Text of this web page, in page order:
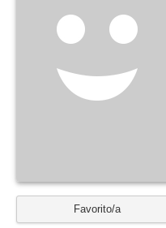
Favorito/a